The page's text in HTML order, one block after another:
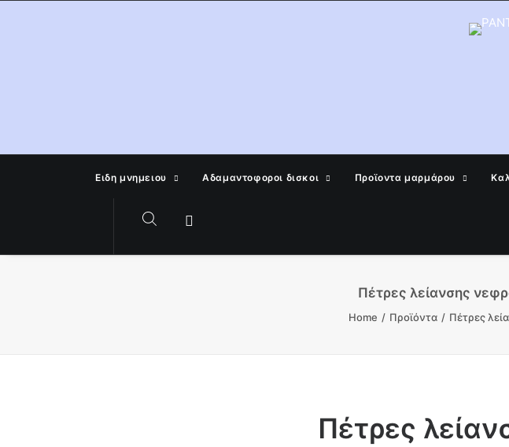
Ειδη μνημειου Αδαμαντοφοροι δισκοι Προϊοντα μαρμάρου
Πέτρες λείανσης
Home Προϊόντα Πέτρες
Πέτρες